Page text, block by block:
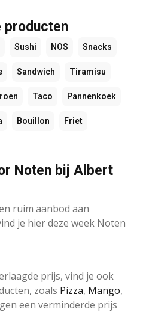
producten
Sushi NOS Snacks
Sandwich Tiramisu
Taco Pannenkoek
Bouillon Friet
Noten bij Albert
ruim aanbod aan
je hier deze week Noten
prijs, vind je ook
zoals Pizza, Mango,
een verminderde prijs